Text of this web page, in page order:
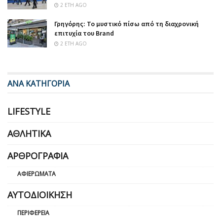
2 ΈΤΗ AGO
Γρηγόρης: Το μυστικό πίσω από τη διαχρονική
επιτυχία του Brand
2 ΈΤΗ AGO
ΑΝΑ ΚΑΤΗΓΟΡΙΑ
LIFESTYLE
ΑΘΛΗΤΙΚΆ
ΑΡΘΡΟΓΡΑΦΊΑ
ΑΦΙΕΡΏΜΑΤΑ
ΑΥΤΟΔΙΟΊΚΗΣΗ
ΠΕΡΙΦΈΡΕΙΑ